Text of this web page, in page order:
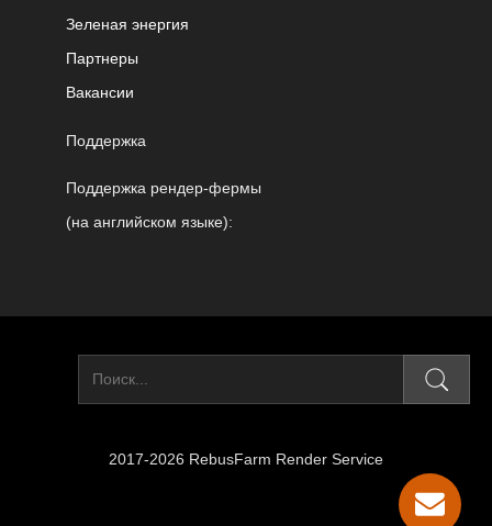
Зеленая энергия
Партнеры
Вакансии
Поддержка
Поддержка рендер-фермы
(на английском языке):
2017-2026 RebusFarm Render Service